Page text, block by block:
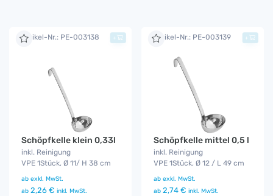
Artikel-Nr.: PE-003138
Schöpfkelle klein 0,33l
inkl. Reinigung
VPE 1Stück, Ø 11/ H 38 cm
ab exkl. MwSt.
ab 2,26 € inkl. MwSt.
+ Artikel-Nr.: PE-003139
Schöpfkelle mittel 0,5 l
inkl. Reinigung
VPE 1Stück, Ø 12 / L 49 cm
ab exkl. MwSt.
ab 2,74 € inkl. MwSt.
+